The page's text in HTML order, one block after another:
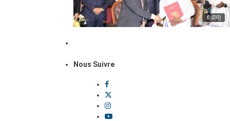
© (DR)
Nous Suivre